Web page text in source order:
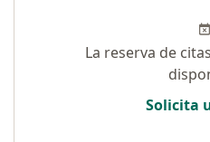
La reserva de
Solicita